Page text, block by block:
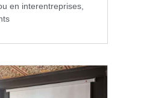
en interentreprises,